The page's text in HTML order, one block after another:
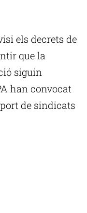
els decrets de
que la
siguin
han convocat
de sindicats